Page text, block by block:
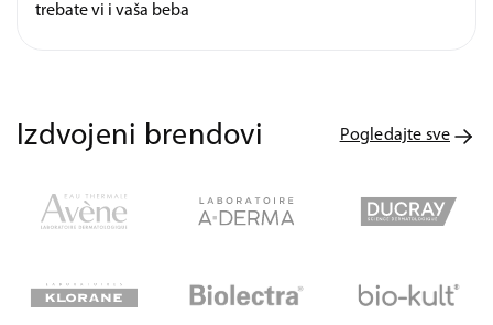
trebate vi i vaša beba
Izdvojeni brendovi Pogledajte sve